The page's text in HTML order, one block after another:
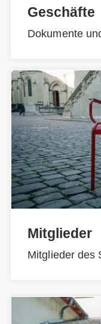
Geschäfte
Dokumente
Mitglieder
Mitglieder des